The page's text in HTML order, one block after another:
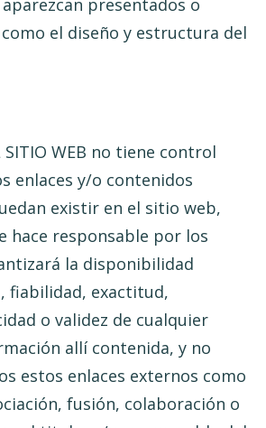
presentados o
el diseño y estructura del
SITIO WEB no tiene control
enlaces y/o contenidos
existir en el sitio web,
hace responsable por los
la disponibilidad
fiabilidad, exactitud,
o validez de cualquier
allí contenida, y no
estos enlaces externos como
fusión, colaboración o